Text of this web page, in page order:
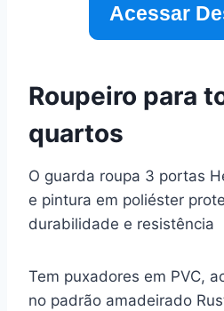
Acessar
Roupeiro para
quartos
O guarda roupa 3 portas
e pintura em poliéster
durabilidade e resistência
Tem puxadores em PVC,
no padrão amadeirado